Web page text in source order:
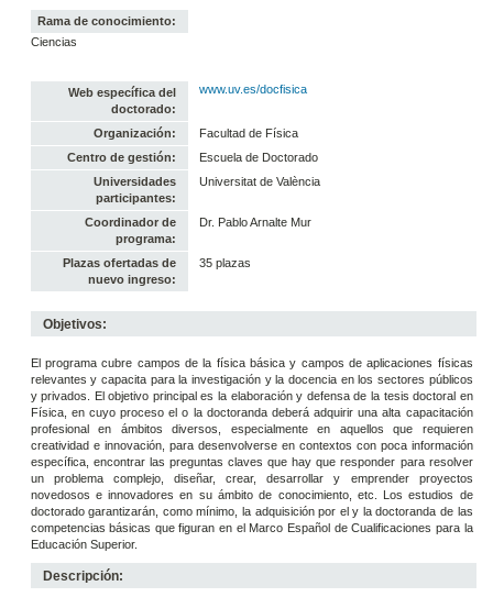
Rama de conocimiento:
Ciencias
Web específica del
doctorado:
www.uv.es/docfisica
Organización:
Facultad de Física
Centro de gestión:
Escuela de Doctorado
Universidades
participantes:
Universitat de València
Coordinador de
programa:
Dr. Pablo Arnalte Mur
Plazas ofertadas de
nuevo ingreso:
35 plazas
Objetivos:
El programa cubre campos de la física básica y campos de aplicaciones físicas
relevantes y capacita para la investigación y la docencia en los sectores públicos
y privados. El objetivo principal es la elaboración y defensa de la tesis doctoral en
Física, en cuyo proceso el o la doctoranda deberá adquirir una alta capacitación
profesional en ámbitos diversos, especialmente en aquellos que requieren
creatividad e innovación, para desenvolverse en contextos con poca información
específica, encontrar las preguntas claves que hay que responder para resolver
un problema complejo, diseñar, crear, desarrollar y emprender proyectos
novedosos e innovadores en su ámbito de conocimiento, etc. Los estudios de
doctorado garantizarán, como mínimo, la adquisición por el y la doctoranda de las
competencias básicas que figuran en el Marco Español de Cualificaciones para la
Educación Superior.
Descripción: